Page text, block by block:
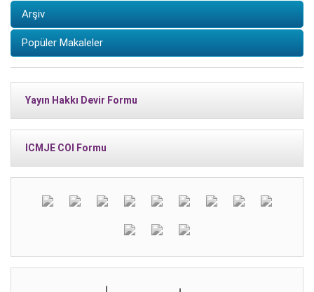
Arşiv
Popüler Makaleler
Yayın Hakkı Devir Formu
ICMJE COI Formu